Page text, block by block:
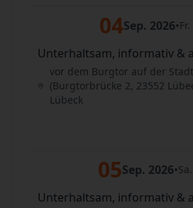
04Sep. 2026•
Unterhaltsam, informativ &
vor dem Burgtor auf der
(Burgtorbrücke 2, 23552
Lübeck
05Sep. 2026•
Unterhaltsam, informativ &